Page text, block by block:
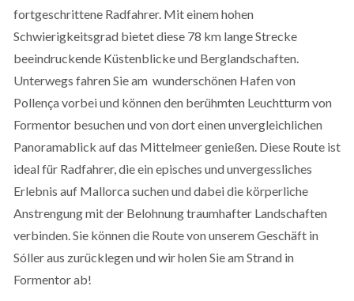
fortgeschrittene Radfahrer. Mit einem hohen
Schwierigkeitsgrad bietet diese 78 km lange Strecke
beeindruckende Küstenblicke und Berglandschaften.
Unterwegs fahren Sie am wunderschönen Hafen von
Pollença vorbei und können den berühmten Leuchtturm von
Formentor besuchen und von dort einen unvergleichlichen
Panoramablick auf das Mittelmeer genießen. Diese Route ist
ideal für Radfahrer, die ein episches und unvergessliches
Erlebnis auf Mallorca suchen und dabei die körperliche
Anstrengung mit der Belohnung traumhafter Landschaften
verbinden. Sie können die Route von unserem Geschäft in
Sóller aus zurücklegen und wir holen Sie am Strand in
Formentor ab!